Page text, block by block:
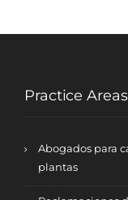
Practice Areas
Abogados para
plantas